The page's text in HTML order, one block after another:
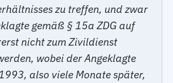
zu treffen, und zwar
gemäß § 15a ZDG auf
nicht zum Zivildienst
wobei der Angeklagte
also viele Monate später,